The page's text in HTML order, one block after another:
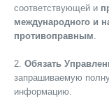
соответствующей и
международного и
противоправным.
2. Обязать
запрашиваемую
информацию.